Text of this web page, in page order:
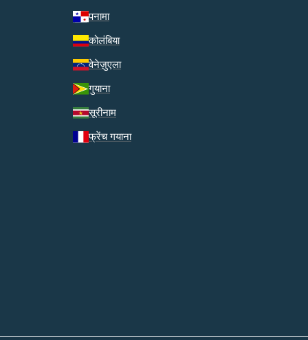
पनामा
कोलंबिया
वेनेज़ुएला
गुयाना
सूरीनाम
फ्रेंच गयाना